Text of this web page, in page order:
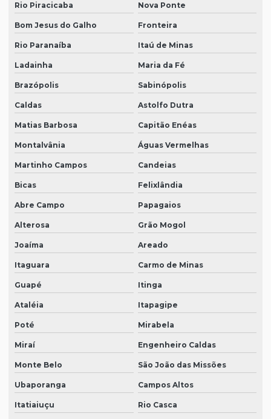
Rio Piracicaba Nova Ponte
Bom Jesus do Galho Fronteira
Rio Paranaíba Itaú de Minas
Ladainha Maria da Fé
Brazópolis Sabinópolis
Caldas Astolfo Dutra
Matias Barbosa Capitão Enéas
Montalvânia Águas Vermelhas
Martinho Campos Candeias
Bicas Felixlândia
Abre Campo Papagaios
Alterosa Grão Mogol
Joaíma Areado
Itaguara Carmo de Minas
Guapé Itinga
Ataléia Itapagipe
Poté Mirabela
Miraí Engenheiro Caldas
Monte Belo São João das Missões
Ubaporanga Campos Altos
Itatiaiuçu Rio Casca